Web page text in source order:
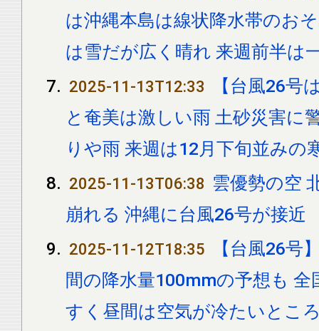
は沖縄本島は線状降水帯のお
は雪だが広く晴れ 来週前半は
2025-11-13T12:33
【台風26号
と奄美は激しい雨 土砂災害に
りや雨 来週は12月下旬並みの
2025-11-13T06:38 雲優勢の空
崩れる 沖縄に台風26号が接近
2025-11-12T18:35
【台風26号
間の降水量100mmの予想も
すく昼間は空気が冷たいとこ